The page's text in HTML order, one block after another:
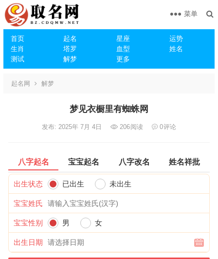
首页 起名 星座
运势
生肖
塔罗 血型
姓名
测试
解梦 更多
菜单
起名网 解梦
梦见衣橱里有蜘蛛网
发布: 2025年 7月 4日 206阅读 0评论
八字起名 宝宝起名 八字改名 姓名祥批
出生状态 已出生 未出生
宝宝姓氏
宝宝性别 男 女
出生日期